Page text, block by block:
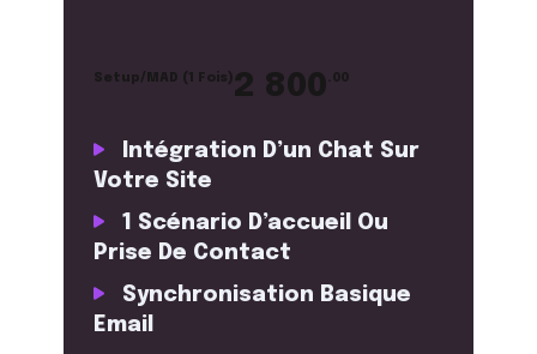
Setup/MAD (1 Fois)2 800 .00
Intégration D’un Chat Sur
Votre Site
1 Scénario D’accueil Ou
Prise De Contact
Synchronisation Basique
Email